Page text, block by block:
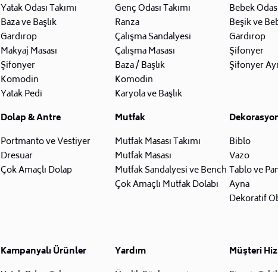
Yatak Odası Takımı
Baza ve Başlık
Gardırop
Makyaj Masası
Şifonyer
Komodin
Yatak Pedi
Genç Odası Takımı
Ranza
Çalışma Sandalyesi
Çalışma Masası
Baza / Başlık
Komodin
Karyola ve Başlık
Bebek
Beşik ve
Gardırop
Şifonyer
Şifonyer
Dolap & Antre
Portmanto ve Vestiyer
Dresuar
Çok Amaçlı Dolap
Mutfak
Mutfak Masası Takımı
Mutfak Masası
Mutfak Sandalyesi ve Bench
Çok Amaçlı Mutfak Dolabı
Biblo
Vazo
Tablo ve
Ayna
Dekoratif
Kampanyalı Ürünler
Yardım
Müşteri